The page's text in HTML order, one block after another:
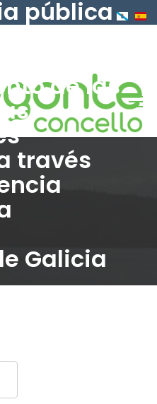
pública
del
de
de las
través
Galicia